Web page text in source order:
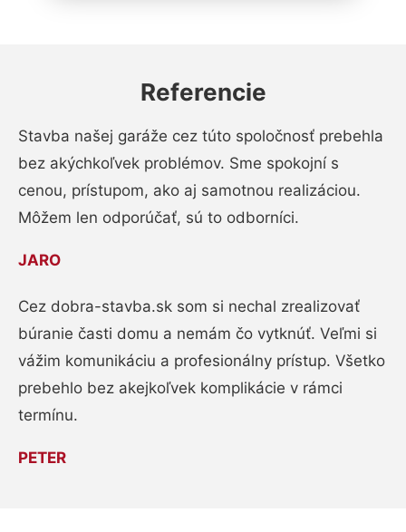
Referencie
Stavba našej garáže cez túto spoločnosť prebehla
bez akýchkoľvek problémov. Sme spokojní s
cenou, prístupom, ako aj samotnou realizáciou.
Môžem len odporúčať, sú to odborníci.
JARO
Cez dobra-stavba.sk som si nechal zrealizovať
búranie časti domu a nemám čo vytknúť. Veľmi si
vážim komunikáciu a profesionálny prístup. Všetko
prebehlo bez akejkoľvek komplikácie v rámci
termínu.
PETER